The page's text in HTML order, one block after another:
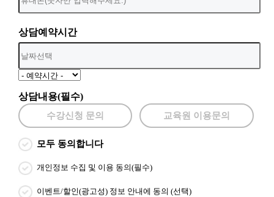
상담예약시간
상담내용(필수)
수강신청 문의 교육원 이용문의
모두 동의합니다
개인정보 수집 및 이용 동의(필수)
이벤트/할인(광고성) 정보 안내에 동의 (선택)